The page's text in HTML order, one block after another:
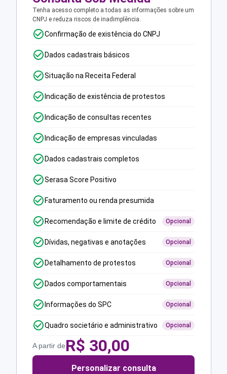
Tenha acesso completo a todas as informações sobre um
CNPJ e reduza riscos de inadimplência.
Confirmação de existência do CNPJ
Dados cadastrais básicos
Situação na Receita Federal
Indicação de existência de protestos
Indicação de consultas recentes
Indicação de empresas vinculadas
Dados cadastrais completos
Serasa Score Positivo
Faturamento ou renda presumida
Recomendação e limite de crédito Opcional
Dívidas, negativas e anotações Opcional
Detalhamento de protestos Opcional
Dados comportamentais Opcional
Informações do SPC Opcional
Quadro societário e administrativo Opcional
A partir deR$ 30,00
Personalizar consulta